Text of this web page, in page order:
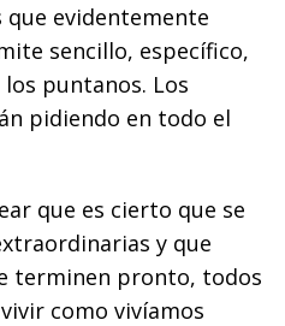
evidentemente
sencillo, específico,
puntanos. Los
pidiendo en todo el
que es cierto que se
y que
terminen pronto, todos
como vivíamos